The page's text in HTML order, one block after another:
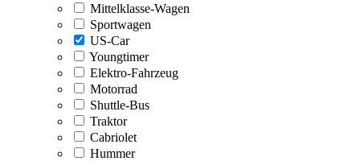
Mittelklasse-Wagen
Sportwagen
US-Car
Youngtimer
Elektro-Fahrzeug
Motorrad
Shuttle-Bus
Traktor
Cabriolet
Hummer